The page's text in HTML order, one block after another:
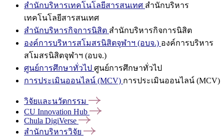
สำนักบริหารเทคโนโลยีสารสนเทศ สำนักบริหาร
เทคโนโลยีสารสนเทศ
สำนักบริหารกิจการนิสิต สำนักบริหารกิจการนิสิต
องค์การบริหารสโมสรนิสิตจุฬาฯ (อบจ.) องค์การบริหาร
สโมสรนิสิตจุฬาฯ (อบจ.)
ศูนย์การศึกษาทั่วไป ศูนย์การศึกษาทั่วไป
การประเมินออนไลน์ (MCV) การประเมินออนไลน์ (MCV)
วิจัยและนวัตกรรม
CU Innovation Hub
Chula DigiVerse
สำนักบริหารวิจัย